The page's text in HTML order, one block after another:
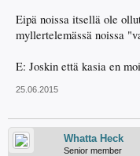
Eipä noissa itsellä ole
myllertelemässä noissa
E: Joskin että kasia en
25.06.2015
Whatta Heck
Senior member